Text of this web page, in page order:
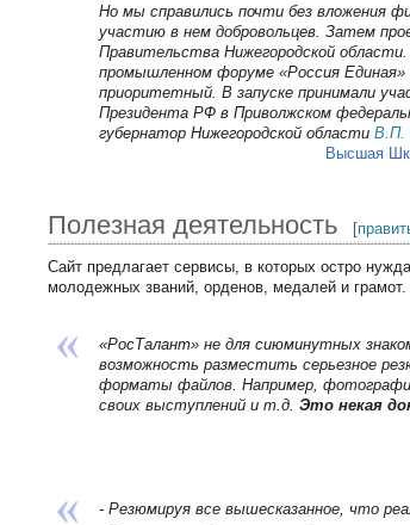
Но мы справились почти без вложения
участию в нем добровольцев. Затем
Правительства Нижегородской
промышленном форуме «Россия Единая»
приоритетный. В запуске принимали
Президента РФ в Приволжском
губернатор Нижегородской области В.П.
Высшая
Полезная деятельность [
Сайт предлагает сервисы, в которых остро
молодежных званий, орденов, медалей и грамот.
«РосТалант» не для сиюминутных
возможность разместить серьезное
форматы файлов. Например,
своих выступлений и т.д. Это некая
- Резюмируя все вышесказанное, что